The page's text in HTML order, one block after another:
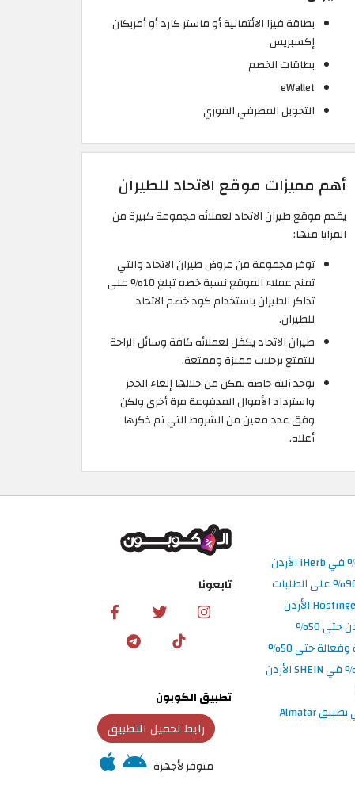
بطاقة فيزا الائتمانية أو ماستر كارد أو أمريكان
إكسبريس
بطاقات الخصم
eWallet
التحويل المصرفي الفوري
أهم مميزات موقع الاتحاد للطيران
يقدم موقع طيران الاتحاد لعملائه مجموعة كبيرة من
المزايا منها:
توفر مجموعة من عروض طيران الاتحاد والتي
تمنح عملاء الموقع نسبة خصم تبلغ 10% على
تذاكر الطيران باستخدام كود خصم الاتحاد
للطيران.
طيران الاتحاد يكفل لعملائه كافة وسائل الراحة
للتمتع برحلات مميزة وممتعة.
يوجد آلية خاصة يمكن من خلالها إلغاء الحجز
واسترداد الأموال المدفوعة مرة أخرى ولكن
وفق عدد معين من الشروط التي تم ذكرها
أعلاه.
تابعونا
تطبيق الكوبون
رابط تحميل التطبيق
متوفر لأجهزة